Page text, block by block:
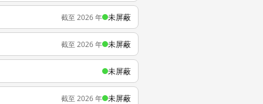
截至 2026 年 未屏蔽
截至 2026 年 未屏蔽
未屏蔽
截至 2026 年 未屏蔽